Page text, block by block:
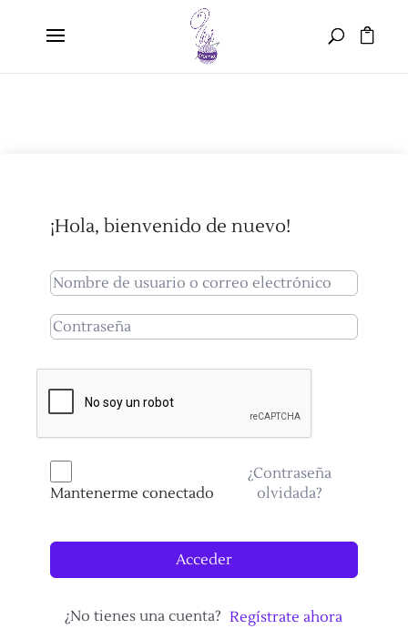
¡Hola, bienvenido de nuevo!
Mantenerme conectado
¿Contraseña
olvidada?
Acceder
¿No tienes una cuenta? Regístrate ahora